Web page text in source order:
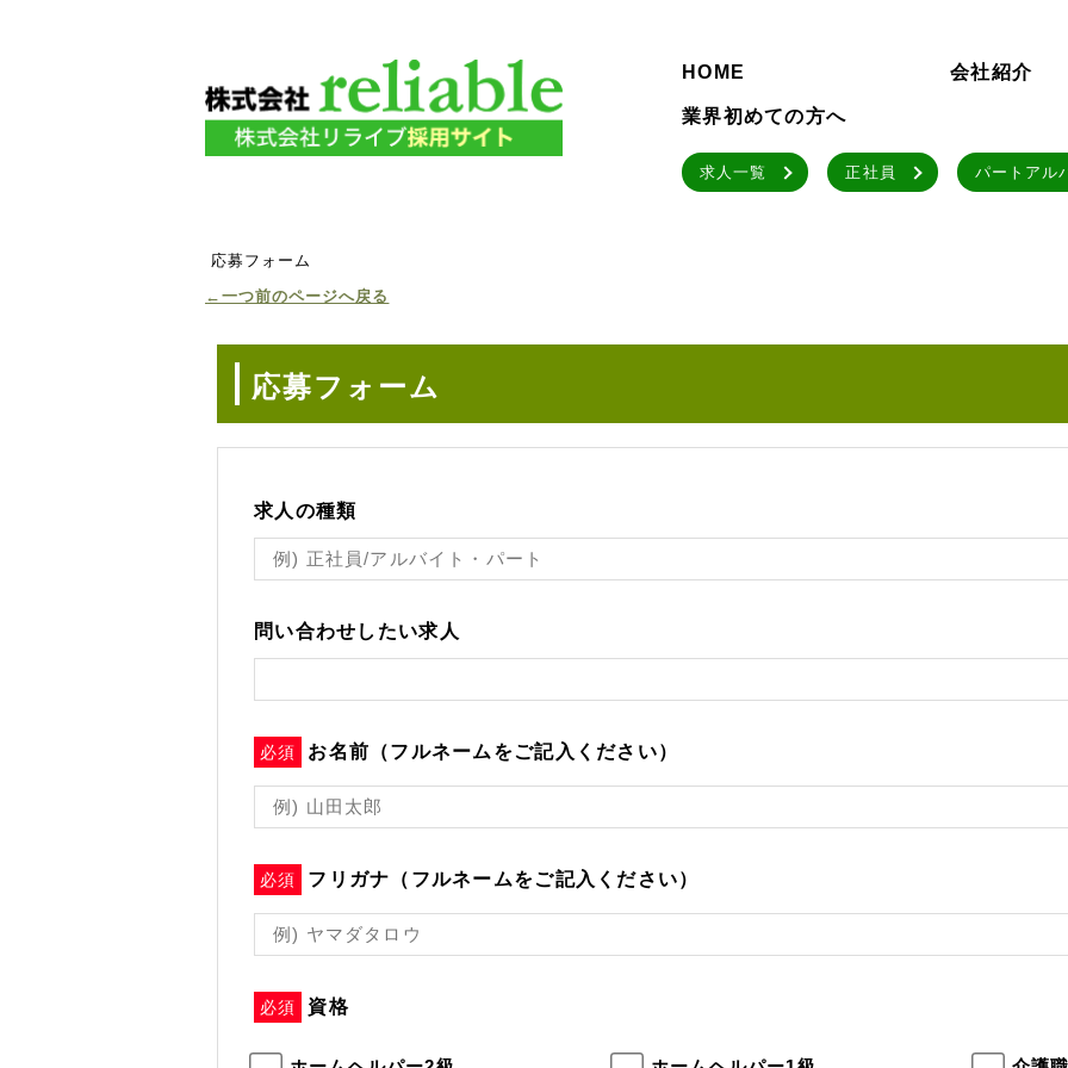
HOME 会社紹介
業界初めての方へ
求人一覧 正社員 パートアル
応募フォーム
←一つ前のページへ戻る
応募フォーム
求人の種類
問い合わせしたい求人
必須 お名前（フルネームをご記入ください）
必須 フリガナ（フルネームをご記入ください）
必須 資格